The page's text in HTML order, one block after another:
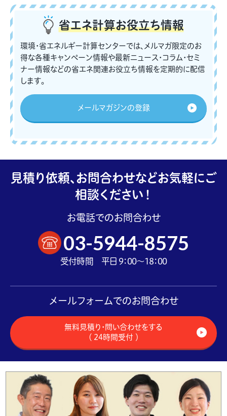
省エネ計算お役立ち情報
環境・省エネルギー計算センターでは、メルマガ限定のお
得な各種キャンペーン情報や最新ニュース・コラム・セミ
ナー情報などの省エネ関連お役立ち情報を定期的に配信
します。
メールマガジンの登録
見積り依頼、お問合わせなどお気軽にご
相談ください！
お電話でのお問合わせ
03-5944-8575
受付時間 平日 9：00～18：00
メールフォームでのお問合わせ
無料見積り・問い合わせをする
（ 24時間受付 ）